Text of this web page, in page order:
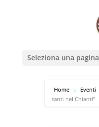
Seleziona una pagina
Home Eventi
tanti nel Chianti”